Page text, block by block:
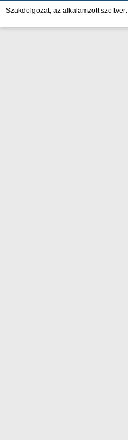
Szakdolgozat, az alkalamzott szoftver: